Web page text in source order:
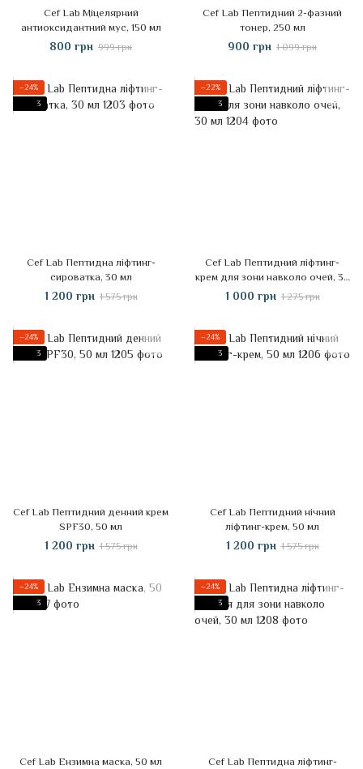
Cef Lab Міцелярний
антиоксидантний мус, 150 мл
800 грн 999 грн
Cef Lab Пептидний 2-фазний
тонер, 250 мл
900 грн 1 099 грн
−24%
3
Cef Lab Пептидна ліфтинг-
сироватка, 30 мл
1 200 грн 1 575 грн
−22%
3
Cef Lab Пептидний ліфтинг-
крем для зони навколо очей, 30
мл
1 000 грн 1 275 грн
−24%
3
Cef Lab Пептидний денний крем
SPF30, 50 мл
1 200 грн 1 575 грн
−24%
3
Cef Lab Пептидний нічний
ліфтинг-крем, 50 мл
1 200 грн 1 575 грн
−24%
3
Cef Lab Ензимна маска, 50 мл
−24%
3
Cef Lab Пептидна ліфтинг-